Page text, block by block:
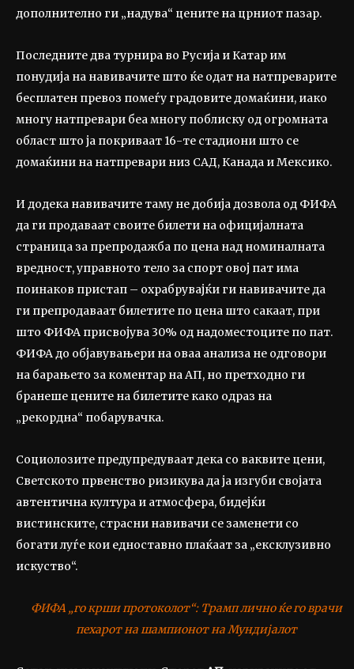
дополнително ги „надува“ цените на црниот пазар.
Последните два турнира во Русија и Катар им
понудија на навивачите што ќе одат на натпреварите
бесплатен превоз помеѓу градовите домаќини, иако
многу натпревари беа многу поблиску од огромната
област што ја покриваат 16-те стадиони што се
домаќини на натпревари низ САД, Канада и Мексико.
И додека навивачите таму не добија дозвола од ФИФА
да ги продаваат своите билети на официјалната
страница за препродажба по цена над номиналната
вредност, управното тело за спорт овој пат има
поинаков пристап – охрабрувајќи ги навивачите да
ги препродаваат билетите по цена што сакаат, при
што ФИФА присвојува 30% од надоместоците по пат.
ФИФА до објавувањери на оваа анализа не одговори
на барањето за коментар на АП, но претходно ги
бранеше цените на билетите како одраз на
„рекордна“ побарувачка.
Социолозите предупредуваат дека со ваквите цени,
Светското првенство ризикува да ја изгуби својата
автентична култура и атмосфера, бидејќи
вистинските, страсни навивачи се заменети со
богати луѓе кои едноставно плаќаат за „ексклузивно
искуство“.
ФИФА „го крши протоколот“: Трамп лично ќе го врачи
пехарот на шампионот на Мундијалот